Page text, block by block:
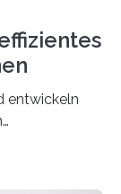
entwickeln
Gehirn. Die